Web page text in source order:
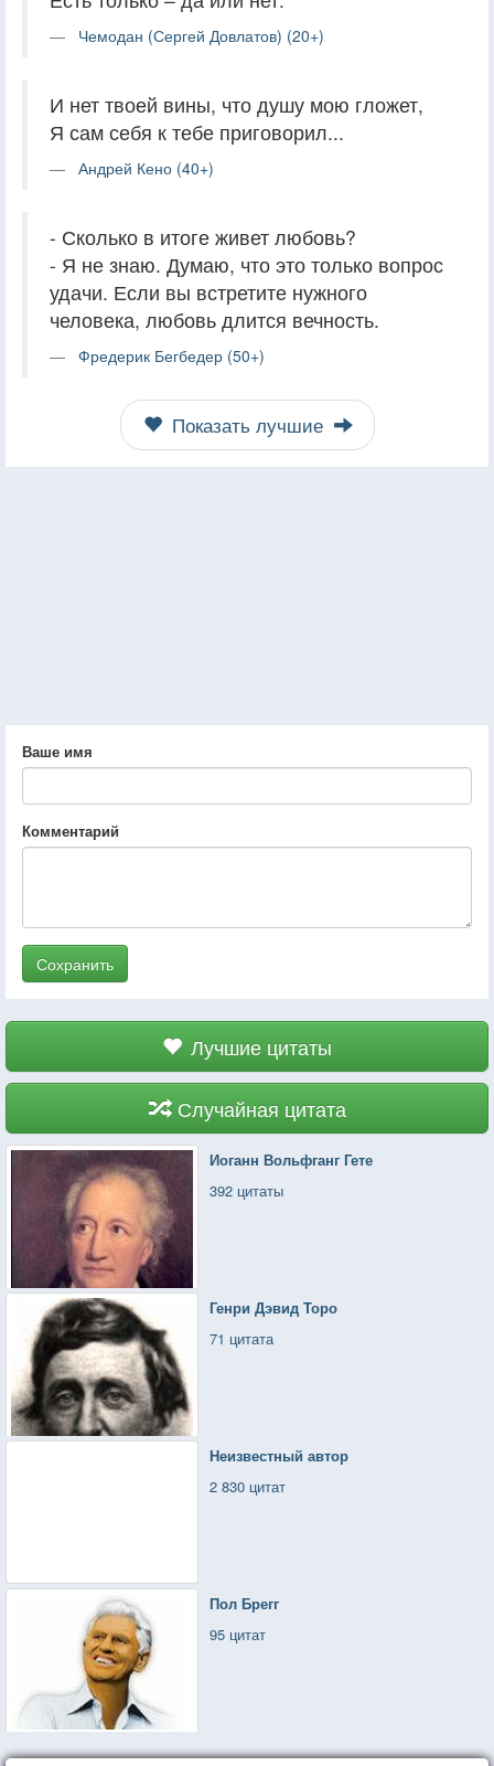
Чемодан (Сергей Довлатов) (20+)
И нет твоей вины, что душу мою гложет,
Я сам себя к тебе приговорил...
Андрей Кено (40+)
- Сколько в итоге живет любовь?
- Я не знаю. Думаю, что это только вопрос
удачи. Если вы встретите нужного
человека, любовь длится вечность.
Фредерик Бегбедер (50+)
Показать лучшие
Ваше имя
Комментарий
Сохранить
Лучшие цитаты
Случайная цитата
Иоганн Вольфганг Гете
392 цитаты
Генри Дэвид Торо
71 цитата
Неизвестный автор
2 830 цитат
Пол Брегг
95 цитат